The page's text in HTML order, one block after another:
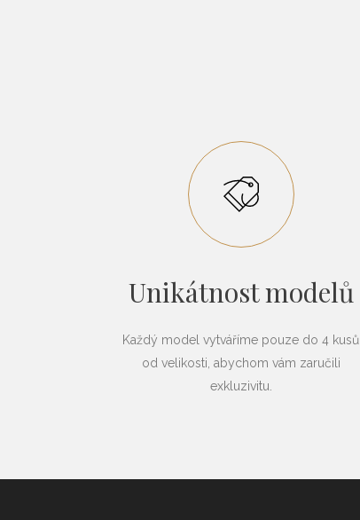
Unikátnost modelů
Každý model vytváříme pouze do 4 kusů
od velikosti, abychom vám zaručili
exkluzivitu.